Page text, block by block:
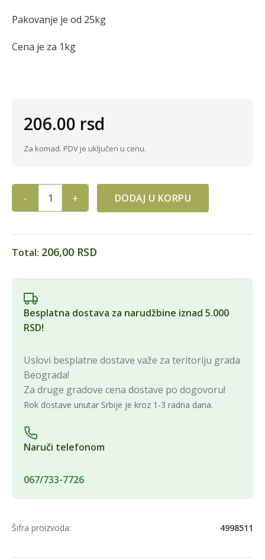
Pakovanje je od 25kg
Cena je za 1kg
206.00 rsd
Za komad. PDV je uključen u cenu.
PIRINAČ JAPONICA 25/1 SUŠI quantity
DODAJ U KORPU
Total: 206,00 RSD
Besplatna dostava za narudžbine iznad 5.000
RSD!
Uslovi besplatne dostave važe za teritoriju grada
Beograda!
Za druge gradove cena dostave po dogovoru!
Rok dostave unutar Srbije je kroz 1-3 radna dana.
Naruči telefonom
067/733-7726
Šifra proizvoda: 4998511